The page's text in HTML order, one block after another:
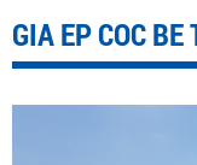
GIA EP COC